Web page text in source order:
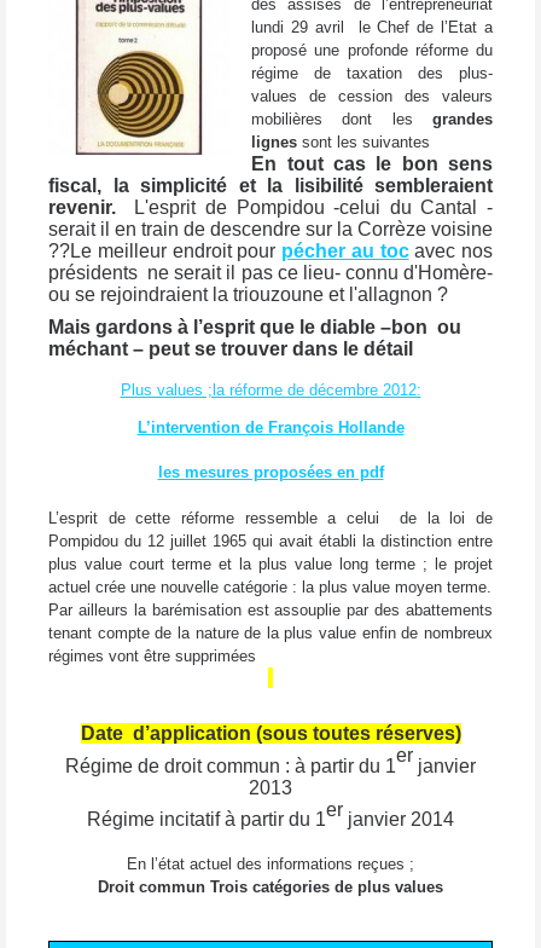
des assises de l’entrepreneuriat
lundi 29 avril le Chef de l’Etat a
proposé une profonde réforme du
régime de taxation des plus-
values de cession des valeurs
mobilières dont les grandes
lignes sont les suivantes
En tout cas le bon sens
fiscal, la simplicité et la lisibilité sembleraient
revenir. L'esprit de Pompidou -celui du Cantal -
serait il en train de descendre sur la Corrèze voisine
??Le meilleur endroit pour pécher au tocavec nos
présidents ne serait il pas ce lieu- connu d'Homère-
ou se rejoindraient la triouzoune et l'allagnon ?
Mais gardons à l’esprit que le diable –bon ou
méchant – peut se trouver dans le détail
Plus values ;la réforme de décembre 2012:
L’intervention de François Hollande
les mesures proposées en pdf
L’esprit de cette réforme ressemble a celui de la loi de
Pompidou du 12 juillet 1965 qui avait établi la distinction entre
plus value court terme et la plus value long terme ; le projet
actuel crée une nouvelle catégorie : la plus value moyen terme.
Par ailleurs la barémisation est assouplie par des abattements
tenant compte de la nature de la plus value enfin de nombreux
régimes vont être supprimées
Date d’application (sous toutes réserves)
Régime de droit commun : à partir du 1er janvier
2013
Régime incitatif à partir du 1er janvier 2014
En l’état actuel des informations reçues ;
Droit commun Trois catégories de plus values